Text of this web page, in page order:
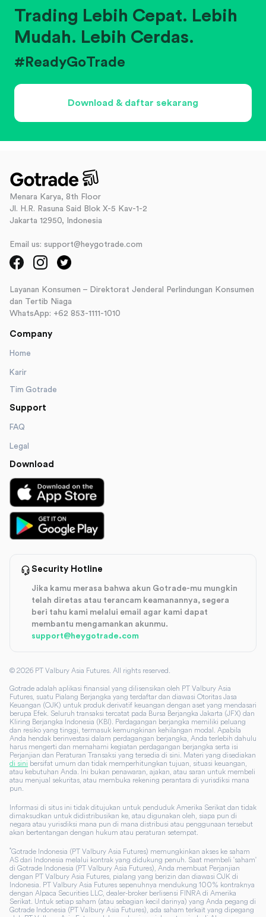
Trading Lebih Cepat. Lebih
Mudah. Lebih Cerdas.
#ReadyGoTrade
Download & daftar sekarang
Menara Karya, 8th Floor
Jl. H.R. Rasuna Said Blok X-5 Kav-1-2
Jakarta 12950, Indonesia
Email us: support@heygotrade.com
Layanan Konsumen – Direktorat Jenderal Perlindungan Konsumen
dan Tertib Niaga
WhatsApp: +62 853-1111-1010
Company
Home
Karir
Tim Gotrade
Support
FAQ
Legal
Download
Security Hotline
Jika kamu merasa bahwa akun Gotrade-mu mungkin
telah diretas atau terancam keamanannya, segera
beri tahu kami melalui email agar kami dapat
membantu mengamankan akunmu.
support@heygotrade.com
© 2026 PT Valbury Asia Futures. All rights reserved.
Gotrade adalah aplikasi finansial yang dilisensikan oleh PT Valbury Asia
Futures, suatu Pialang Berjangka yang terdaftar dan diawasi Otoritas Jasa
Keuangan (OJK) untuk produk derivatif keuangan dengan aset yang mendasari
berupa Efek. Seluruh transaksi tercatat pada Bursa Berjangka Jakarta (JFX) dan
Kliring Berjangka Indonesia (KBI). Perdagangan berjangka memiliki peluang
dan resiko yang tinggi, termasuk kemungkinan kehilangan modal. Apabila
Anda hendak berinvestasi dalam perdagangan berjangka, Anda terlebih dahulu
harus mengerti dan memahami kegiatan perdagangan berjangka serta isi
Perjanjian dan Peraturan Transaksi yang tersedia di sini. Materi yang disediakan
di sini bersifat umum dan tidak memperhitungkan tujuan, situasi keuangan,
atau kebutuhan Anda. Ini bukan penawaran, ajakan, atau saran untuk membeli
atau menjual sekuritas, atau membuka rekening perantara di yurisdiksi mana
pun.
Informasi di situs ini tidak ditujukan untuk penduduk Amerika Serikat dan tidak
dimaksudkan untuk didistribusikan ke, atau digunakan oleh, siapa pun di
negara atau yurisdiksi mana pun di mana distribusi atau penggunaan tersebut
akan bertentangan dengan hukum atau peraturan setempat.
*Gotrade Indonesia (PT Valbury Asia Futures) memungkinkan akses ke saham
AS dari Indonesia melalui kontrak yang didukung penuh. Saat membeli 'saham'
di Gotrade Indonesia (PT Valbury Asia Futures), Anda membuat Perjanjian
dengan PT Valbury Asia Futures, pialang yang berizin dan diawasi OJK di
Indonesia. PT Valbury Asia Futures sepenuhnya mendukung 100% kontraknya
dengan Alpaca Securities LLC, dealer-broker berlisensi FINRA di Amerika
Serikat. Untuk setiap saham (atau sebagian kecil darinya) yang Anda pegang di
Gotrade Indonesia (PT Valbury Asia Futures), ada saham terkait yang dipegang